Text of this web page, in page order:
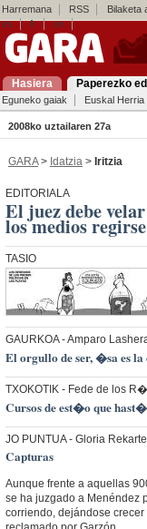
Harremana RSS Bilaketa
es
fr en
Hasiera Paperezko
Eguneko gaiak Euskal Herria
2008ko uztailaren 27a
GARA> Idatzia > Iritzia
EDITORIALA
El juez debe
los medios
TASIO
GAURKOA- Amparo
El orgullo de ser, �sa es
TXOKOTIK- Fede de los
Cursos de est�o que
JO PUNTUA- Gloria
Capturas
Aunque frente a aquellas
se ha juzgado a Menéndez
corriendo, dejándose